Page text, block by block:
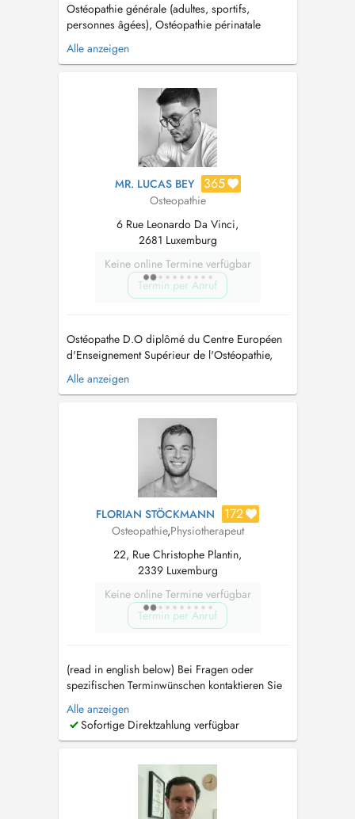
Ostéopathie générale (adultes, sportifs,
personnes âgées), Ostéopathie périnatale
(femmes enceintes, post-partum et nouveaux-
nés) & Ostéopathie pédiatrique (bébés et
elderly), Perinatal osteopathy (pregnant women,
postpartum and newborns) & Pediatric ...
Alle anzeigen
MR. LUCAS BEY 365
Osteopathie
6 Rue Leonardo Da Vinci,
2681 Luxemburg
Keine online Termine verfügbar
Termin per Anruf
Ostéopathe D.O diplômé du Centre Européen
d'Enseignement Supérieur de l'Ostéopathie,
CEESO Paris. Différentes pratiques : -
Ostéopathie Fonctionnelle - Ostéopathie
Ostéopathie Crânienne Prise en charge de
l'adulte, du nourrisson, de la femme enceint...
Alle anzeigen
FLORIAN STÖCKMANN 172
Osteopathie,Physiotherapeut
22, Rue Christophe Plantin,
2339 Luxemburg
Keine online Termine verfügbar
Termin per Anruf
(read in english below) Bei Fragen oder
spezifischen Terminwünschen kontaktieren Sie
mich gerne auf WhatsApp oder telefonisch
unter (+352) 661300324. In meiner Therapie
lege ich großen Wert darauf, individuell auf
Patientinnen einzugehen um sie auf Ihrem Weg
Alle anzeigen
Sofortige Direktzahlung verfügbar